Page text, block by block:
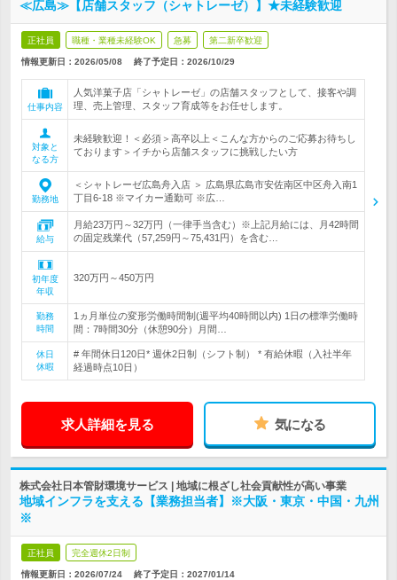
≪広島≫【店舗スタッフ（シャトレーゼ）】★未経験歓迎
正社員 職種・業種未経験OK 急募 第二新卒歓迎
情報更新日：2026/05/08 終了予定日： 2026/10/29
仕事内容
人気洋菓子店「シャトレーゼ」の店舗スタッフとして、接客や調
理、売上管理、スタッフ育成等をお任せします。
対象と
なる方
未経験歓迎！＜必須＞高卒以上＜こんな方からのご応募お待ちし
ております＞イチから店舗スタッフに挑戦したい方
勤務地
＜シャトレーゼ広島舟入店 ＞ 広島県広島市安佐南区中区舟入南1
丁目6-18 ※マイカー通勤可 ※広…
給与
月給23万円～32万円（一律手当含む）※上記月給には、月42時間
の固定残業代（57,259円～75,431円）を含む…
初年度
年収
320万円～450万円
勤務
時間
1ヵ月単位の変形労働時間制(週平均40時間以内) 1日の標準労働時
間：7時間30分（休憩90分）月間…
休日
休暇
# 年間休日120日* 週休2日制（シフト制） * 有給休暇（入社半年
経過時点10日）
求人詳細を見る 気になる
株式会社日本管財環境サービス | 地域に根ざし社会貢献性が高い事業
地域インフラを支える【業務担当者】※大阪・東京・中国・九州
※
正社員 完全週休2日制
情報更新日：2026/07/24 終了予定日： 2027/01/14